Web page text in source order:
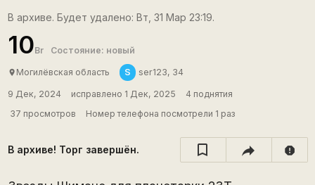
В архиве. Будет удалено: Вт, 31 Мар 23:19.
10Br Состояние: новый
place Могилёвская область S ser123, 34
9 Дек, 2024 исправлено 1 Дек, 2025
4 поднятия
37 просмотров
Номер телефона посмотрели 1 раз
В архиве! Торг завершён. report